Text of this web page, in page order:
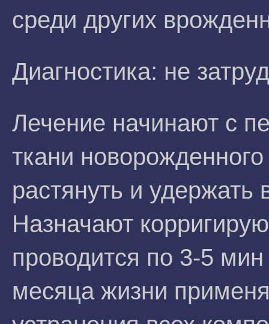
среди других
Диагностика: не
Лечение начинают с
ткани
растянуть и
Назначают
проводится по 3-5
месяца жизни